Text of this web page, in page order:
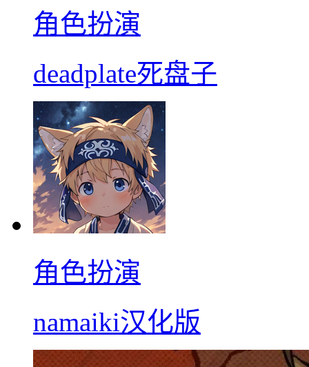
角色扮演
deadplate死盘子
角色扮演
namaiki汉化版